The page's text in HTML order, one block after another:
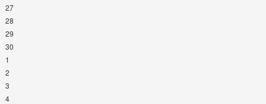
27
28
29
30
1
2
3
4